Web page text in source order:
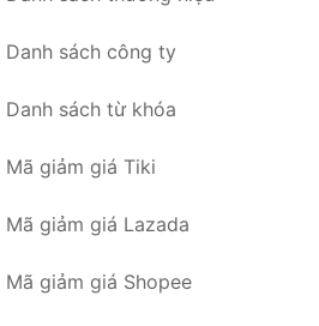
Danh sách công ty
Danh sách từ khóa
Mã giảm giá Tiki
Mã giảm giá Lazada
Mã giảm giá Shopee